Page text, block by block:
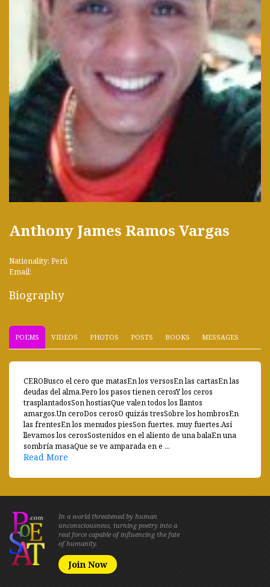
Anthony James Ramos Vargas
Nationality: Perú
Email:
Biography
POEMS VIDEOS PHOTOS POSTS BOOKS MESSAGES
CEROBusco el cero que matasEn los versosEn las cartasEn las
deudas del alma.Pero los pasos tienen cerosY los ceros
trasplantadosSon hostiasQue valen todos los llantos
amargos.Un ceroDos cerosO quizás tresSobre los hombrosEn
las frentesEn los menudos piesSon fuertes, muy fuertes.Así
llevamos los cerosSostenidos en el aliento de una balaEn una
sombría masaQue se ve amparada en e ...
Read More
In a world threatened by human
unconsciousness, turning poetry into a
real force capable of influencing the fate
of humanity.
Join Now